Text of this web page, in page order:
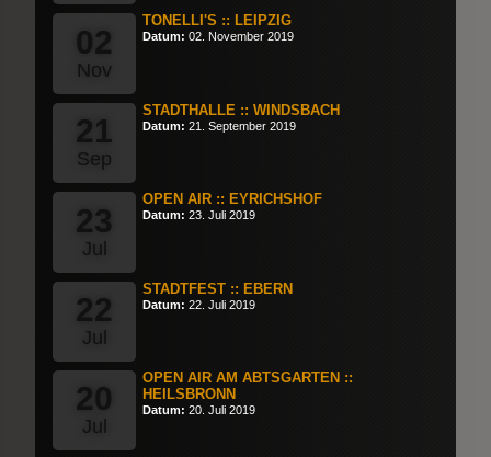
02
Nov
TONELLI'S :: LEIPZIG
Datum: 02. November 2019
21
Sep
STADTHALLE :: WINDSBACH
Datum: 21. September 2019
23
Jul
OPEN AIR :: EYRICHSHOF
Datum: 23. Juli 2019
22
Jul
STADTFEST :: EBERN
Datum: 22. Juli 2019
20
Jul
OPEN AIR AM ABTSGARTEN ::
HEILSBRONN
Datum: 20. Juli 2019